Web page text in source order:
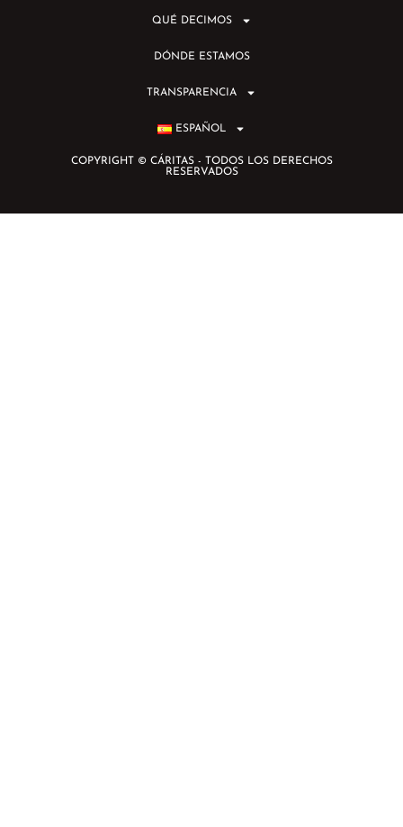
QUÉ DECIMOS
DÓNDE ESTAMOS
TRANSPARENCIA
ESPAÑOL
COPYRIGHT © CÁRITAS - TODOS LOS DERECHOS
RESERVADOS